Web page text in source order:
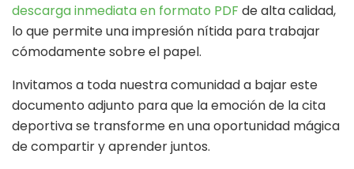
descarga inmediata en formato PDF de alta calidad,
lo que permite una impresión nítida para trabajar
cómodamente sobre el papel.
Invitamos a toda nuestra comunidad a bajar este
documento adjunto para que la emoción de la cita
deportiva se transforme en una oportunidad mágica
de compartir y aprender juntos.